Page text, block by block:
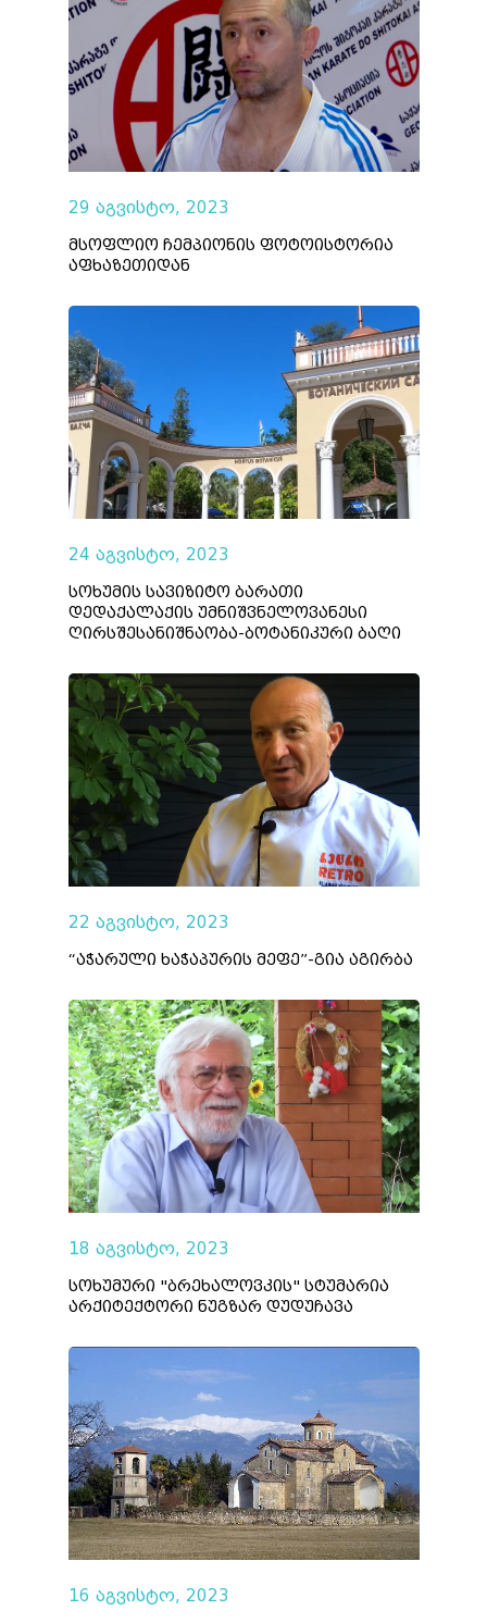
29 აგვისტო, 2023
მსოფლიო ჩემპიონის ფოტოისტორია
აფხაზეთიდან
24 აგვისტო, 2023
სოხუმის სავიზიტო ბარათი
დედაქალაქის უმნიშვნელოვანესი
ღირსშესანიშნაობა-ბოტანიკური ბაღი
22 აგვისტო, 2023
“აჭარული ხაჭაპურის მეფე”-გია აგირბა
18 აგვისტო, 2023
სოხუმური "ბრეხალოვკის" სტუმარია
არქიტექტორი ნუგზარ დუდუჩავა
16 აგვისტო, 2023